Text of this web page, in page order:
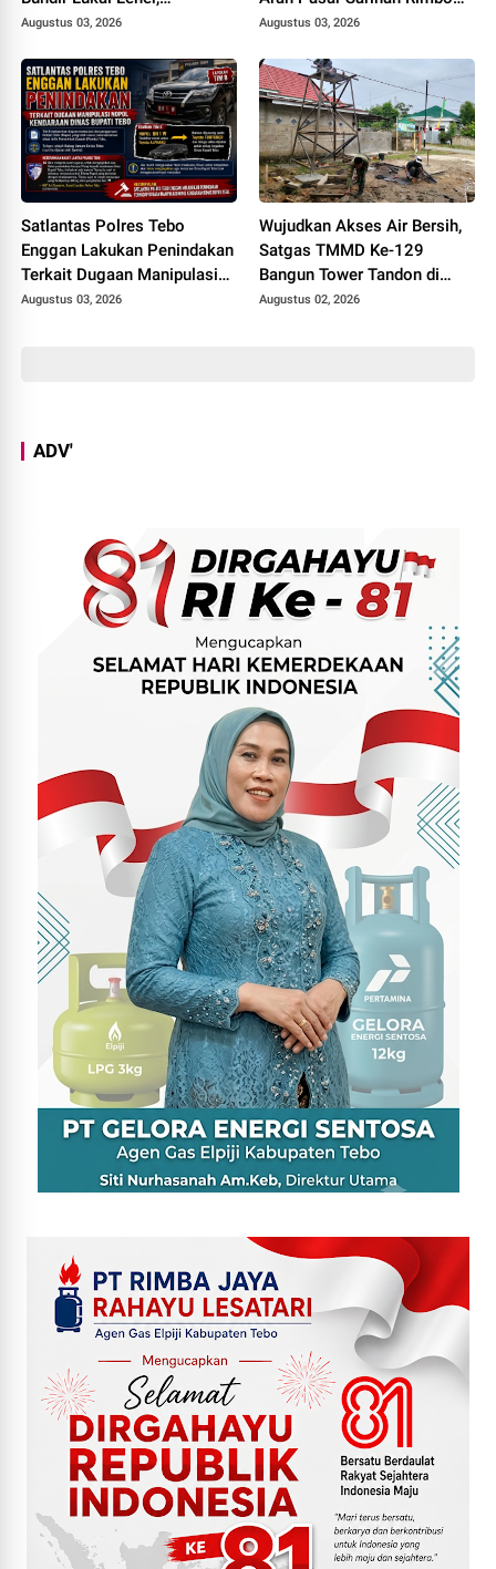
Sebelumnya Pernah Potong
Augustus 03, 2026
Bujang Sedot Anggaran Rp
Augustus 03, 2026
Satlantas Polres Tebo
Enggan Lakukan Penindakan
Terkait Dugaan Manipulasi
Nopol Kendaraan Dinas
Augustus 03, 2026
Wujudkan Akses Air Bersih,
Satgas TMMD Ke-129
Bangun Tower Tandon di
Desa Tanjung Agung
Augustus 02, 2026
ADV'